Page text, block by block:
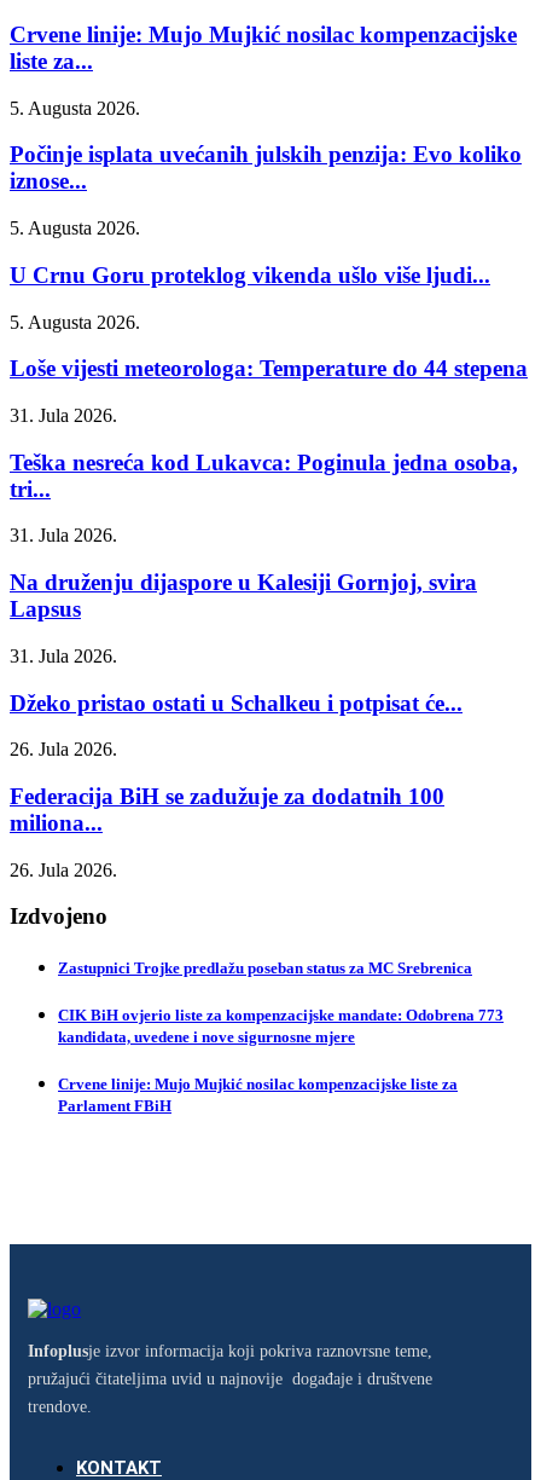
Crvene linije: Mujo Mujkić nosilac kompenzacijske
liste za...
5. Augusta 2026.
Počinje isplata uvećanih julskih penzija: Evo koliko
iznose...
5. Augusta 2026.
U Crnu Goru proteklog vikenda ušlo više ljudi...
5. Augusta 2026.
Loše vijesti meteorologa: Temperature do 44 stepena
31. Jula 2026.
Teška nesreća kod Lukavca: Poginula jedna osoba,
tri...
31. Jula 2026.
Na druženju dijaspore u Kalesiji Gornjoj, svira
Lapsus
31. Jula 2026.
Džeko pristao ostati u Schalkeu i potpisat će...
26. Jula 2026.
Federacija BiH se zadužuje za dodatnih 100
miliona...
26. Jula 2026.
Izdvojeno
Zastupnici Trojke predlažu poseban status za MC Srebrenica
CIK BiH ovjerio liste za kompenzacijske mandate: Odobrena 773
kandidata, uvedene i nove sigurnosne mjere
Crvene linije: Mujo Mujkić nosilac kompenzacijske liste za
Parlament FBiH
Infoplusje izvor informacija koji pokriva raznovrsne teme,
pružajući čitateljima uvid u najnovije događaje i društvene
trendove.
KONTAKT